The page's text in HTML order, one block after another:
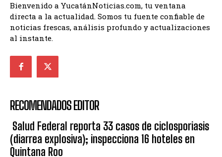
Bienvenido a YucatánNoticias.com, tu ventana
directa a la actualidad. Somos tu fuente confiable de
noticias frescas, análisis profundo y actualizaciones
al instante.
RECOMENDADOS EDITOR
Salud Federal reporta 33 casos de ciclosporiasis
(diarrea explosiva); inspecciona 16 hoteles en
Quintana Roo